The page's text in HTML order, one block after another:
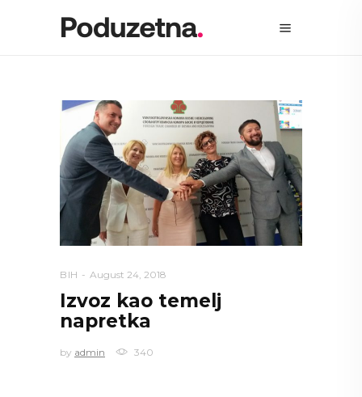
BIH August 24, 2018
Izvoz kao temelj
napretka
by admin 340